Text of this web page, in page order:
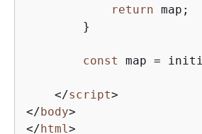
return map;
        }
const map =
</script>
</body>
</html>